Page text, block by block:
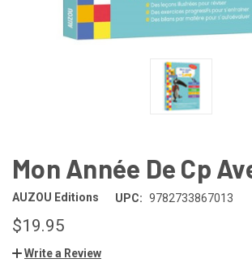
Mon Année De Cp
AUZOU Editions UPC: 9782733867013
$19.95
Write a Review